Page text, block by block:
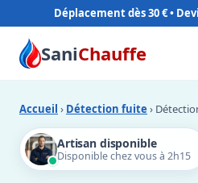
Déplacement dès 30 €
SaniChauffe
Accueil › Détection fuite ›
Artisan disponible
Disponible chez vous à 2h15